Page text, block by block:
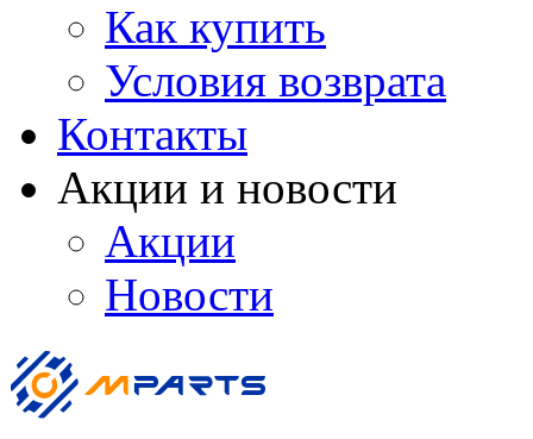
Как купить
Условия возврата
Контакты
Акции и новости
Акции
Новости